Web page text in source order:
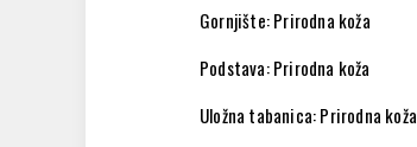
Gornjište: Prirodna koža
Podstava: Prirodna koža
Uložna tabanica: Prirodna koža